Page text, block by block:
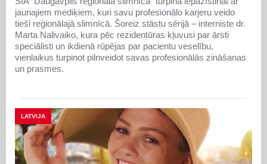
jaunajiem mediķiem, kuri savu profesionālo karjeru veido
tieši reģionālajā slimnīcā. Šoreiz stāstu sērijā – interniste dr.
Marta Nalivaiko, kura pēc rezidentūras kļuvusi par ārsti
speciālisti un ikdienā rūpējas par pacientu veselību,
vienlaikus turpinot pilnveidot savas profesionālās zināšanas
un prasmes.
LATVIJA